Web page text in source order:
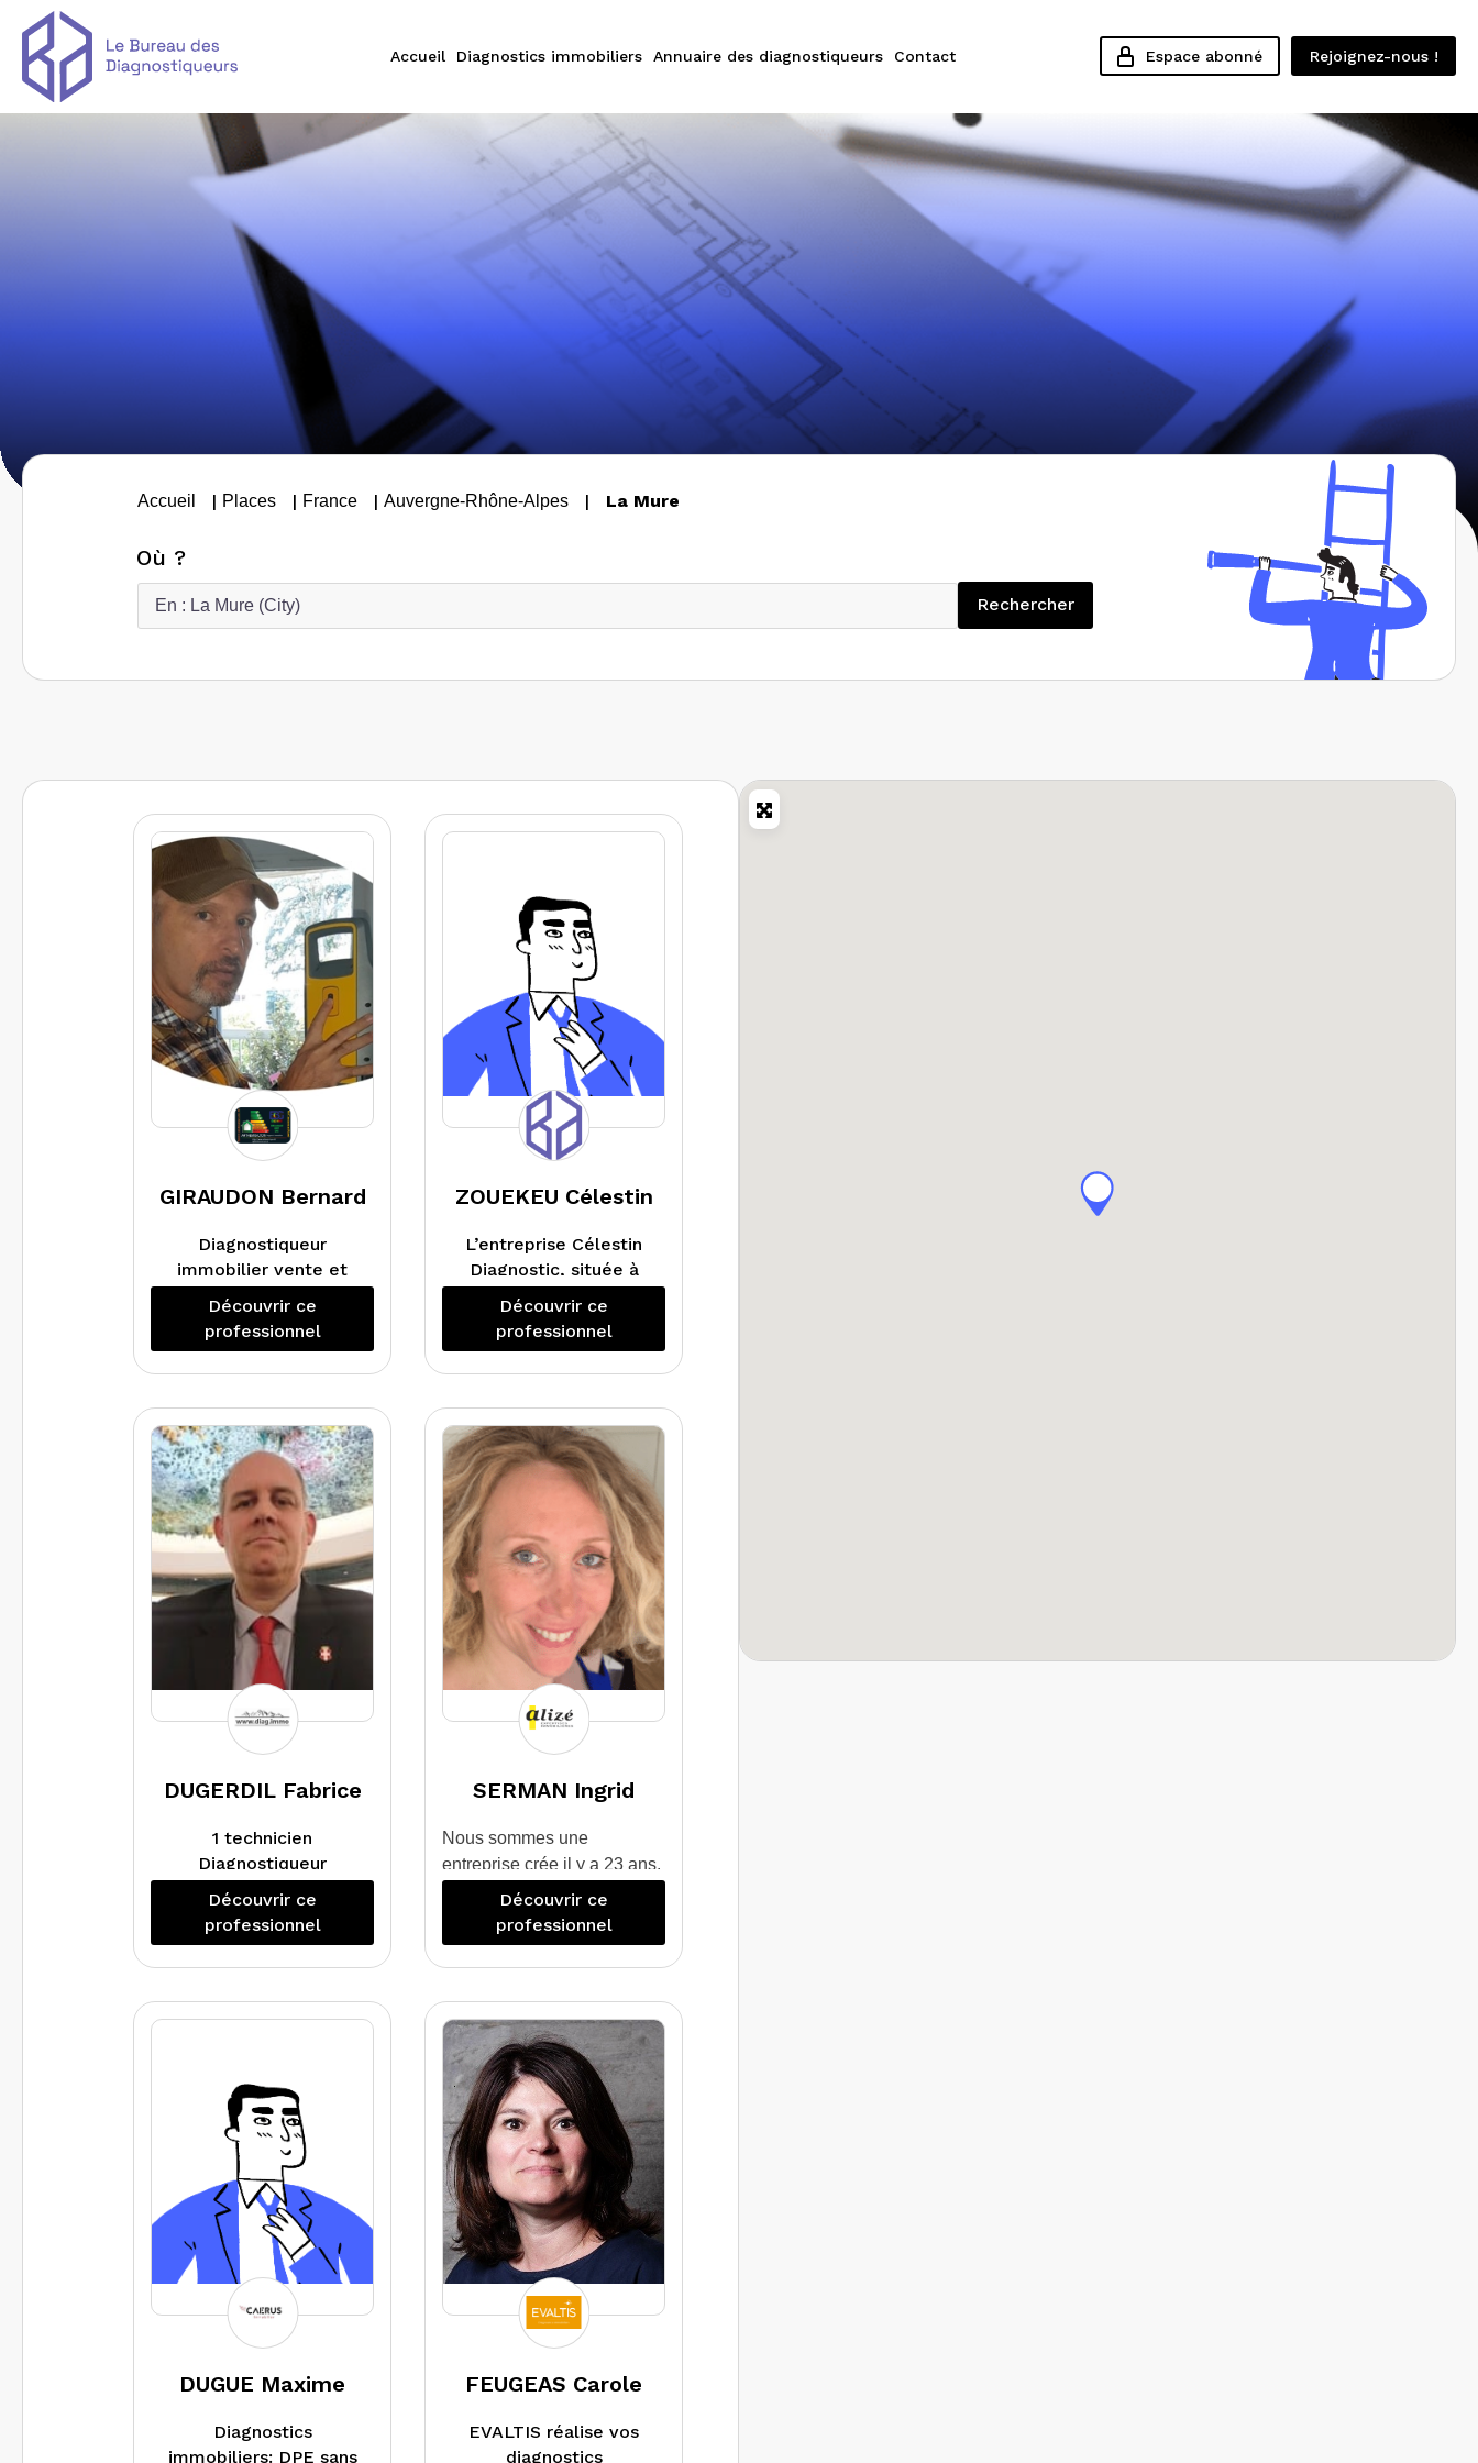
Accueil Diagnostics immobiliers Annuaire des diagnostiqueurs Contact Espace abonné Rejoignez-nous !
Accueil | Places | France | Auvergne-Rhône-Alpes | La Mure
Où ?
RechercherRechercher
GIRAUDON Bernard
Diagnostiqueur
immobilier vente et
location, audit
énergétique
réglementaire.
Activités principales :
collectif, Repérage
amiante et plomb
avant travaux et
démolition.
Relevé et numérisation
avec un scanner 3d
intérieur et extérieur
pour tous types de
bâtiments.
Découvrir ce
professionnel
ZOUEKEU Célestin
L’entreprise Célestin
Diagnostic, située à
Paris, est experte en
diagnostic immobilier
dans la capitale
française et la région
Nos techniciens
certifiés procèdent à
des expertises de
qualité pour que vous
puissiez vendre ou
louer votre bien
immobilier en toute
sécurité.
Réactifs, nous
intervenons
rapidement sur le
terrain et vous
remettons un rapport
d’expertise complet.
Découvrir ce
professionnel
DUGERDIL Fabrice
1 technicien
Diagnostiqueur
Technique Immobilier
depuis 09/2003 au sein
d’un groupement de
Géomètres-Experts,
08/2015, travaille
Experts (mise en
copropriété et
diagnostics
immobiliers
nécessaires)
Découvrir ce
professionnel
SERMAN Ingrid
Nous sommes une
entreprise crée il y a 23 ans.
Nous sommes spécialisés
dans le domaine des
diagnostics pour les
particuliers qui souhaitent
Egalement nous apportons
une expertise et un conseil à
ceux qui souhaite faire des
travaux d’isolation grâce au
diagnostic de performance
énergétique projeté.
Nous intervenons
également sur des sites
professionnels et industriels
Découvrir ce
professionnel
DUGUE Maxime
Diagnostics
immobiliers: DPE sans
FEUGEAS Carole
EVALTIS réalise vos
diagnostics